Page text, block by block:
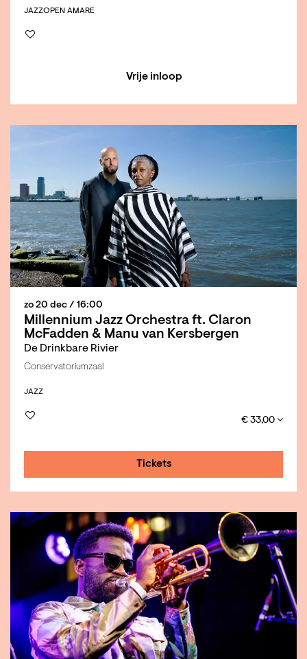
JAZZOPEN AMARE
Vrije inloop
Millennium Jazz Orchestra ft. Claron
McFadden & Manu van Kersbergen
De Drinkbare Rivier
zo 20 dec / 16:00
Conservatoriumzaal
JAZZ
€ 33,00
Tickets